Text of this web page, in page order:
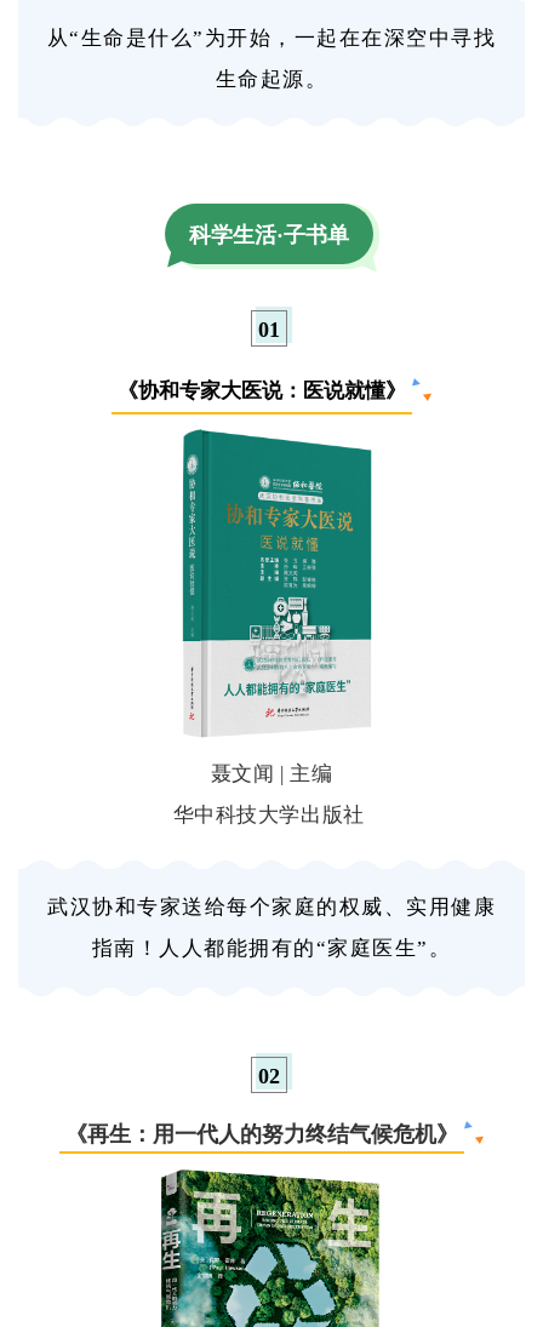
从“生命是什么”为开始，一起在在深空中寻找
生命起源。
科学生活·子书单
01
《协和专家大医说：医说就懂》
聂文闻 | 主编
华中科技大学出版社
武汉协和专家送给每个家庭的权威、实用健康
指南！人人都能拥有的“家庭医生”。
02
《再生：用一代人的努力终结气候危机》